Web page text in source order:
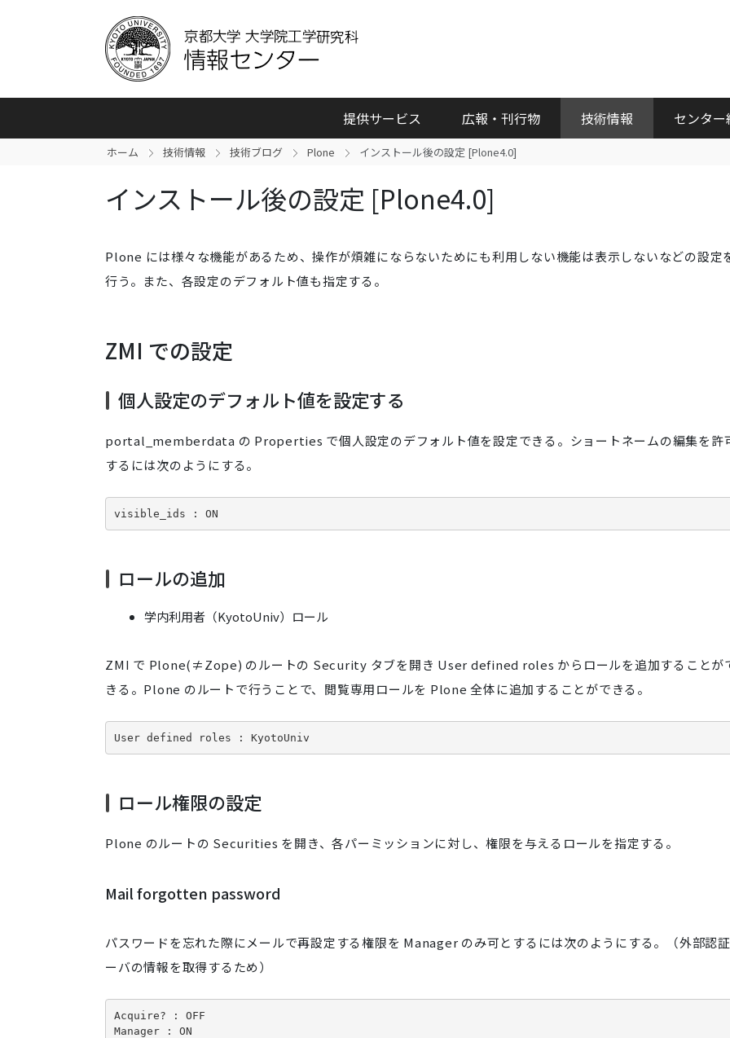
提供サービス 広報・刊行物 技術情報 センター
ホーム 技術情報 技術ブログ Plone インストール後の設定 [Plone4.0]
インストール後の設定 [Plone4.0]
Plone には様々な機能があるため、操作が煩雑にならないためにも利用しない機能は表示しないなどの設定
行う。また、各設定のデフォルト値も指定する。
ZMI での設定
個人設定のデフォルト値を設定する
portal_memberdata の Properties で個人設定のデフォルト値を設定できる。ショートネームの編集を許
するには次のようにする。
visible_ids : ON
ロールの追加
学内利用者（KyotoUniv）ロール
ZMI で Plone(≠Zope) のルートの Security タブを開き User defined roles からロールを追加することが
きる。Plone のルートで行うことで、閲覧専用ロールを Plone 全体に追加することができる。
User defined roles : KyotoUniv
ロール権限の設定
Plone のルートの Securities を開き、各パーミッションに対し、権限を与えるロールを指定する。
Mail forgotten password
パスワードを忘れた際にメールで再設定する権限を Manager のみ可とするには次のようにする。（外部認
ーバの情報を取得するため）
Acquire? : OFF
Manager : ON